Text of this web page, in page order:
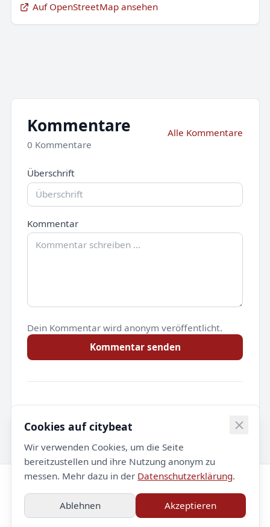
Auf OpenStreetMap ansehen
Kommentare
0 Kommentare
Alle Kommentare
Überschrift
Kommentar
Dein Kommentar wird anonym veröffentlicht.
Kommentar senden
Noch keine Kommentare.
© 2026 citybeat. Alle Rechte vorbehalten.
Impressum
Datenschutz Kontakt
Cookies auf citybeat
Wir verwenden Cookies, um die Seite
bereitzustellen und ihre Nutzung anonym zu
messen. Mehr dazu in der Datenschutzerklärung.
Ablehnen Akzeptieren